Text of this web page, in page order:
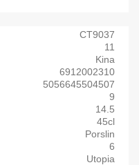
CT9037
11
Kina
6912002310
5056645504507
9
14.5
45cl
Porslin
6
Utopia